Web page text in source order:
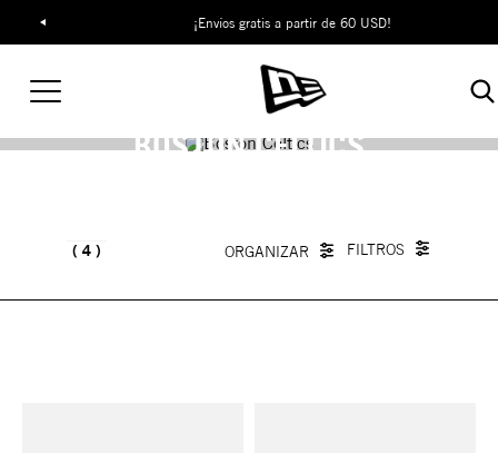
¡Envíos gratis a partir de 60 USD!
BOSTON CELTICS
4